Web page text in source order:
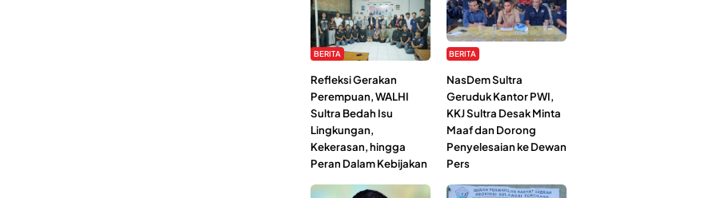
BERITA
Refleksi Gerakan
Perempuan, WALHI
Sultra Bedah Isu
Lingkungan,
Kekerasan, hingga
Peran Dalam Kebijakan
BERITA
NasDem Sultra
Geruduk Kantor PWI,
KKJ Sultra Desak Minta
Maaf dan Dorong
Penyelesaian ke Dewan
Pers